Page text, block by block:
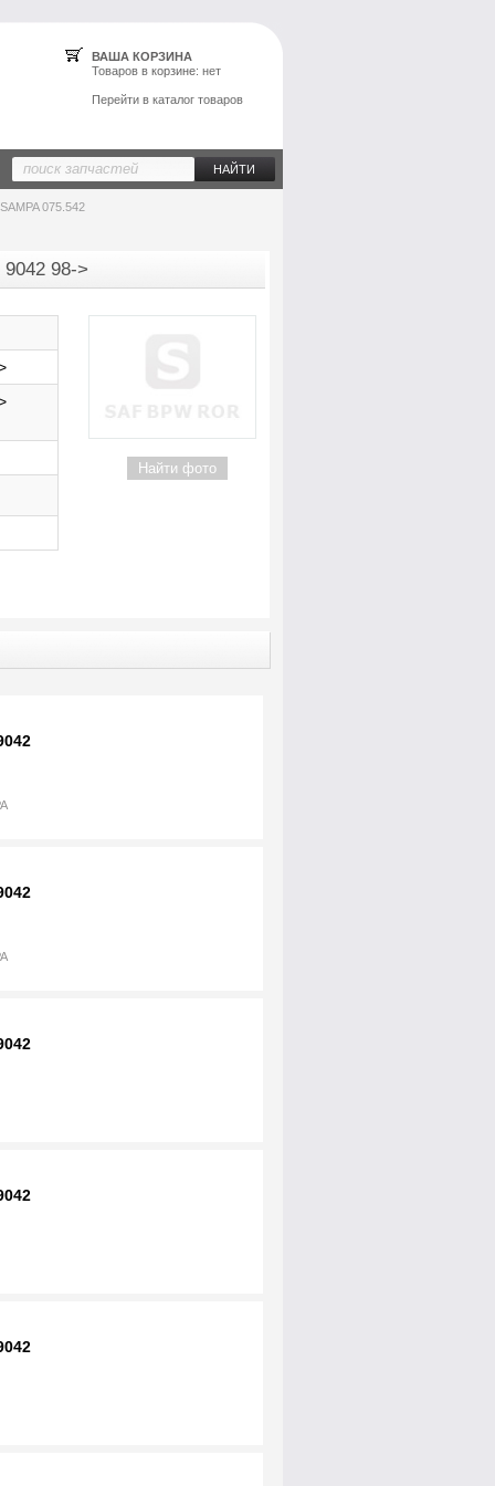
ВАША КОРЗИНА
Товаров в корзине: нет
Перейти в каталог товаров
075.542
98->
Найти фото